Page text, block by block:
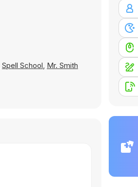
Spell School, Mr. Smith